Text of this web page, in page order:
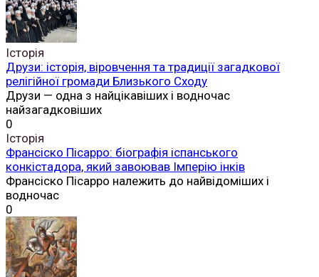
Історія
Друзи: історія, віровчення та традиції загадкової
релігійної громади Близького Сходу
Друзи — одна з найцікавіших і водночас
найзагадковіших
0
Історія
Франсіско Пісарро: біографія іспанського
конкістадора, який завоював Імперію інків
Франсіско Пісарро належить до найвідоміших і
водночас
0